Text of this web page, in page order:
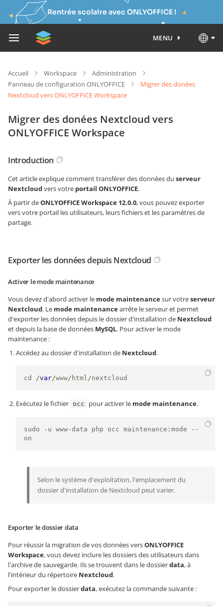
Rentrée scolaire avec ONLYOFFICE !
MENU
Accueil Workspace
Administration
Panneau de configuration ONLYOFFICE
Migrer des donées
Nextcloud vers ONLYOFFICE Workspace
Migrer des donées Nextcloud vers
ONLYOFFICE Workspace
Introduction
Cet article explique comment transférer des données du serveur
Nextcloudvers votre portail ONLYOFFICE.
À partir deONLYOFFICE Workspace 12.0.0, vous pouvez exporter
vers votre portail les utilisateurs, leurs fichiers et les paramètres de
partage.
Exporter les données depuis Nextcloud
Activer le mode maintenance
Vous devez d'abord activer le mode maintenancesur votreserveur
Nextcloud. Le mode maintenancearrête le serveur et permet
d'exporter les données depuis le dossier d'installation de Nextcloud
et depuis la base de données MySQL. Pour activer le mode
maintenance :
Accédez au dossier d'installation de Nextcloud.
cd /var/www/ html/nextcloud
Exécutez le fichier occ pour activer le mode maintenance.
sudo - u www-data php occ maintenance : mode
--
on
Selon le système d'exploitation, l'emplacement du
dossier d'installation de Nextcloud peut varier.
Exporter le dossier data
Pour réussir la migration de vos données versONLYOFFICE
Workspace, vous devez inclure les dossiers des utilisateurs dans
l'archive de sauvegarde. Ils se trouvent dans le dossierdata, à
l'intérieur du répertoire Nextcloud.
Pour exporter le dossierdata, exécutez la commande suivante :